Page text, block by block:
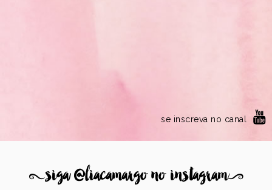
se inscreva no canal
8siga @liacamargo no instagram9